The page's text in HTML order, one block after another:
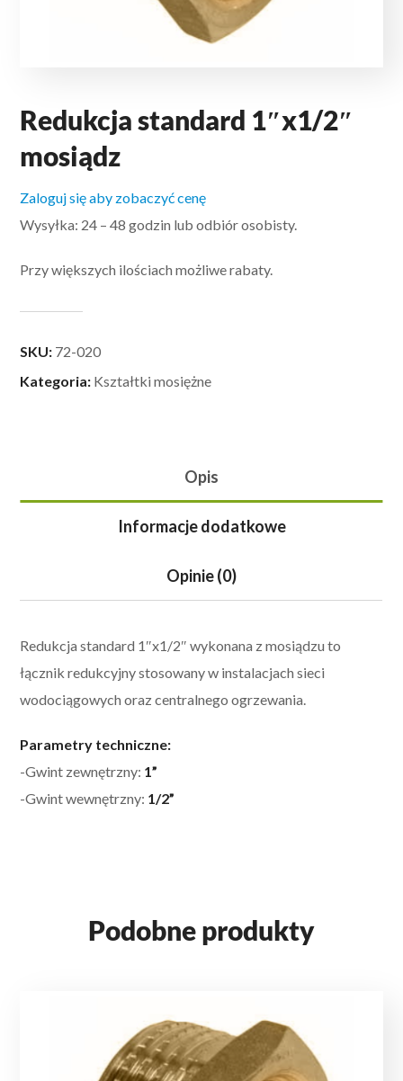
Redukcja standard 1″x1/2″
mosiądz
Zaloguj się aby zobaczyć cenę
Wysyłka: 24 – 48 godzin lub odbiór osobisty.
Przy większych ilościach możliwe rabaty.
SKU: 72-020
Kategoria: Kształtki mosiężne
Opis
Informacje dodatkowe
Opinie (0)
Redukcja standard 1″x1/2″ wykonana z mosiądzu to
łącznik redukcyjny stosowany w instalacjach sieci
wodociągowych oraz centralnego ogrzewania.
Parametry techniczne:
-Gwint zewnętrzny: 1”
-Gwint wewnętrzny: 1/2”
Podobne produkty